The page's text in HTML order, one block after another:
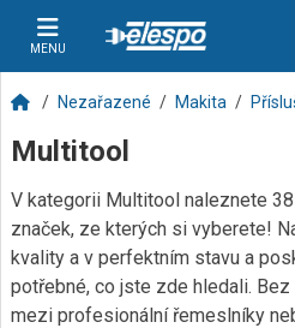
MENU
Nezařazené Makita
Multitool
V kategorii Multitool naleznete
značek, ze kterých si vyberete!
kvality a v perfektním stavu a
potřebné, co jste zde hledali.
mezi profesionální řemeslníky